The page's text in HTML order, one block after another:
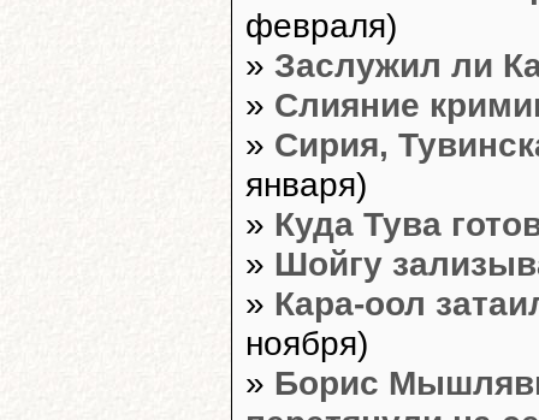
февраля)
» Заслужил ли
» Слияние
» Сирия,
января)
» Куда Тува
» Шойгу
» Кара-оол
ноября)
» Борис